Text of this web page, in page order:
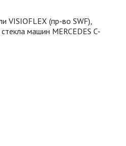
VISIOFLEX (пр-во SWF),
машин MERCEDES C-